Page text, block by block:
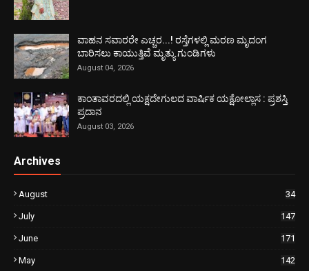
ವಾಹನ ಸವಾರರೇ ಎಚ್ಚರ...! ರಸ್ತೆಗಳಲ್ಲಿ ಮರಣ ಮೃದಂಗ
ಬಾರಿಸಲು ಕಾಯುತ್ತಿವೆ ಮೃತ್ಯು ಗುಂಡಿಗಳು
August 04, 2026
ಕಾಂತಾವರದಲ್ಲಿ ಯಕ್ಷದೇಗುಲದ ವಾರ್ಷಿಕ ಯಕ್ಷೋಲ್ಲಾಸ : ಪ್ರಶಸ್ತಿ
ಪ್ರದಾನ
August 03, 2026
Archives
August 34
July 147
June 171
May 142